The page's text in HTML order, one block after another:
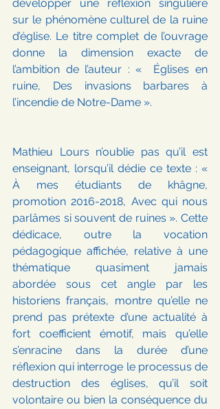
développer une réflexion singulière
sur le phénomène culturel de la ruine
d’église. Le titre complet de l’ouvrage
donne la dimension exacte de
l’ambition de l’auteur : «  Églises en
ruine, Des invasions barbares à
l’incendie de Notre-Dame ».
Mathieu Lours n’oublie pas qu’il est
enseignant, lorsqu’il dédie ce texte : «
À mes étudiants de khâgne,
promotion 2016-2018, Avec qui nous
parlâmes si souvent de ruines ». Cette
dédicace, outre la vocation
pédagogique affichée, relative à une
thématique quasiment jamais
abordée sous cet angle par les
historiens français, montre qu’elle ne
prend pas prétexte d’une actualité à
fort coefficient émotif, mais qu’elle
s’enracine dans la durée d’une
réflexion qui interroge le processus de
destruction des églises, qu’il soit
volontaire ou bien la conséquence du